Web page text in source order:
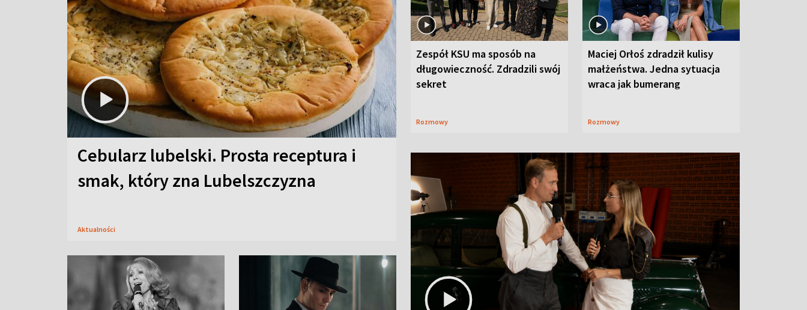
Cebularz lubelski. Prosta receptura i
smak, który zna Lubelszczyzna
Aktualności
Zespół KSU ma sposób na
długowieczność. Zdradzili swój
sekret
Rozmowy
Maciej Orłoś zdradził kulisy
małżeństwa. Jedna sytuacja
wraca jak bumerang
Rozmowy